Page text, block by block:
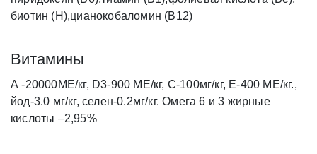
биотин (Н),цианокобаломин (В12)
Витамины
А -20000МЕ/кг, D3-900 МЕ/кг, С-100мг/кг, Е-400 МЕ/кг.,
йод-3.0 мг/кг, селен-0.2мг/кг. Омега 6 и 3 жирные
кислоты –2,95%